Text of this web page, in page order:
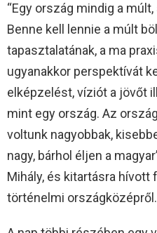
“Egy ország mindig a
Benne kell lennie a múlt
tapasztalatának, a ma
ugyanakkor perspektívát
elképzelést, víziót a jövőt
mint egy ország. Az
voltunk nagyobbak,
nagy, bárhol éljen a
Mihály, és kitartásra hívott
történelmi országközépről.